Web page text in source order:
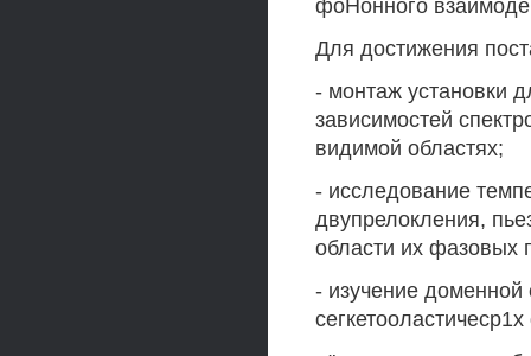
фоНонного
Для достижения
- монтаж установки
зависимостей
видимой областях;
- исследование
двупрелокления,
области их фазовых
- изучение доменной